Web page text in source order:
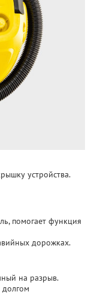
устройства.
помогает функция
дорожках.
на разрыв.